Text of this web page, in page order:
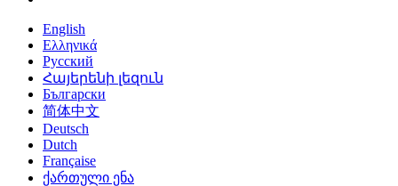
English
Ελληνικά
Русский
Հայերենի լեզուն
Български
简体中文
Deutsch
Dutch
Française
ქართული ენა